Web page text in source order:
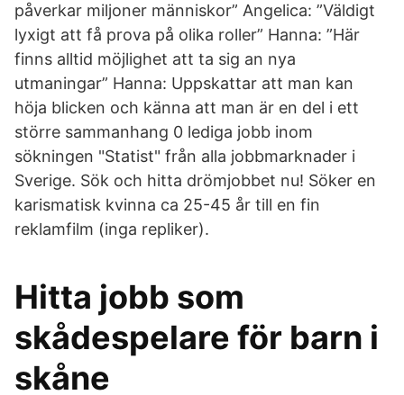
påverkar miljoner människor” Angelica: ”Väldigt
lyxigt att få prova på olika roller” Hanna: ”Här
finns alltid möjlighet att ta sig an nya
utmaningar” Hanna: Uppskattar att man kan
höja blicken och känna att man är en del i ett
större sammanhang 0 lediga jobb inom
sökningen "Statist" från alla jobbmarknader i
Sverige. Sök och hitta drömjobbet nu! Söker en
karismatisk kvinna ca 25-45 år till en fin
reklamfilm (inga repliker).
Hitta jobb som
skådespelare för barn i
skåne